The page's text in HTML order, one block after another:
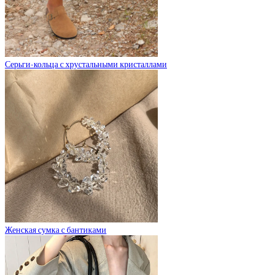
Серьги-кольца с хрустальными кристаллами
Женская сумка с бантиками